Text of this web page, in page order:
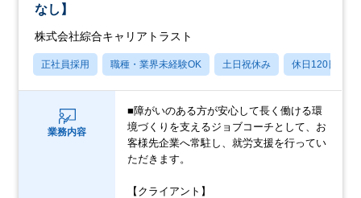
なし】
株式会社綜合キャリアトラスト
正社員採用 職種・業界未経験OK 土日祝休み 休日120日以上
業務内容
■障がいのある方が安心して長く働ける環
境づくりを支えるジョブコーチとして、お
客様先企業へ常駐し、就労支援を行ってい
ただきます。
【クライアント】